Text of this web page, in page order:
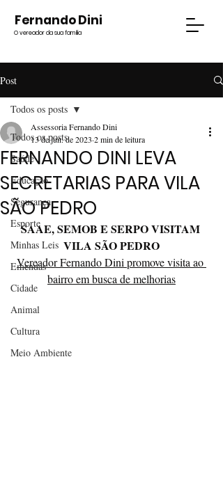
Fernando Dini
O vereador da sua família
Post
Todos os posts
Saúde
Educação
Segurança
Esporte
Minhas Leis
Emendas
Cidade
Animal
Cultura
Meio Ambiente
Todos os posts
FERNANDO DINI LEVA
SECRETARIAS PARA VILA
SÃO PEDRO
Assessoria Fernando Dini
13 de jun. de 2023 2 min de leitura
SAAE, SEMOB E SERPO VISITAM
VILA SÃO PEDRO
Vereador Fernando Dini promove visita ao
bairro em busca de melhorias